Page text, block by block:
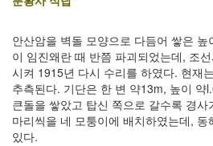
안산암을 벽돌 모양으로 다듬어 쌓은
이 임진왜란 때 반쯤 파괴되었는데, 조
시켜 1915년 다시 수리를 하였다. 현재
추측된다. 기단은 한 변 약13m, 높이
큰돌을 쌓았고 탑신 쪽으로 갈수록 경
마리씩을 네 모퉁이에 배치하였는데,
있다.